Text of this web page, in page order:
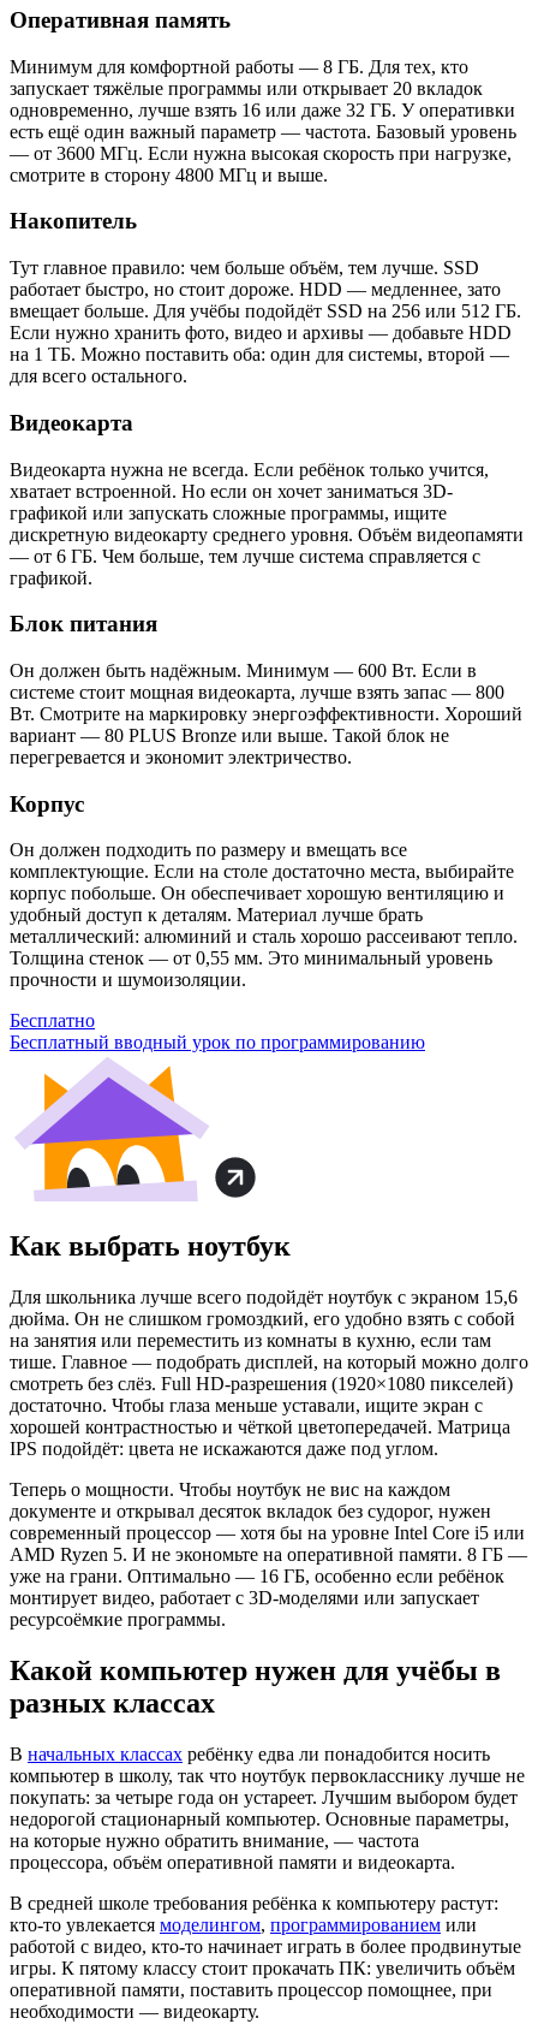
Оперативная память
Минимум для комфортной работы — 8 ГБ. Для тех, кто
запускает тяжёлые программы или открывает 20 вкладок
одновременно, лучше взять 16 или даже 32 ГБ. У оперативки
есть ещё один важный параметр — частота. Базовый уровень
— от 3600 МГц. Если нужна высокая скорость при нагрузке,
смотрите в сторону 4800 МГц и выше.
Накопитель
Тут главное правило: чем больше объём, тем лучше. SSD
работает быстро, но стоит дороже. HDD — медленнее, зато
вмещает больше. Для учёбы подойдёт SSD на 256 или 512 ГБ.
Если нужно хранить фото, видео и архивы — добавьте HDD
на 1 ТБ. Можно поставить оба: один для системы, второй —
для всего остального.
Видеокарта
Видеокарта нужна не всегда. Если ребёнок только учится,
хватает встроенной. Но если он хочет заниматься 3D-
графикой или запускать сложные программы, ищите
дискретную видеокарту среднего уровня. Объём видеопамяти
— от 6 ГБ. Чем больше, тем лучше система справляется с
графикой.
Блок питания
Он должен быть надёжным. Минимум — 600 Вт. Если в
системе стоит мощная видеокарта, лучше взять запас — 800
Вт. Смотрите на маркировку энергоэффективности. Хороший
вариант — 80 PLUS Bronze или выше. Такой блок не
перегревается и экономит электричество.
Корпус
Он должен подходить по размеру и вмещать все
комплектующие. Если на столе достаточно места, выбирайте
корпус побольше. Он обеспечивает хорошую вентиляцию и
удобный доступ к деталям. Материал лучше брать
металлический: алюминий и сталь хорошо рассеивают тепло.
Толщина стенок — от 0,55 мм. Это минимальный уровень
прочности и шумоизоляции.
Бесплатно
Бесплатный вводный урок по программированию
Как выбрать ноутбук
Для школьника лучше всего подойдёт ноутбук с экраном 15,6
дюйма. Он не слишком громоздкий, его удобно взять с собой
на занятия или переместить из комнаты в кухню, если там
тише. Главное — подобрать дисплей, на который можно долго
смотреть без слёз. Full HD-разрешения (1920×1080 пикселей)
достаточно. Чтобы глаза меньше уставали, ищите экран с
хорошей контрастностью и чёткой цветопередачей. Матрица
IPS подойдёт: цвета не искажаются даже под углом.
Теперь о мощности. Чтобы ноутбук не вис на каждом
документе и открывал десяток вкладок без судорог, нужен
современный процессор — хотя бы на уровне Intel Core i5 или
AMD Ryzen 5. И не экономьте на оперативной памяти. 8 ГБ —
уже на грани. Оптимально — 16 ГБ, особенно если ребёнок
монтирует видео, работает с 3D-моделями или запускает
ресурсоёмкие программы.
Какой компьютер нужен для учёбы в
разных классах
В начальных классах ребёнку едва ли понадобится носить
компьютер в школу, так что ноутбук первокласснику лучше не
покупать: за четыре года он устареет. Лучшим выбором будет
недорогой стационарный компьютер. Основные параметры,
на которые нужно обратить внимание, — частота
процессора, объём оперативной памяти и видеокарта.
В средней школе требования ребёнка к компьютеру растут:
кто-то увлекается моделингом, программированием или
работой с видео, кто-то начинает играть в более продвинутые
игры. К пятому классу стоит прокачать ПК: увеличить объём
оперативной памяти, поставить процессор помощнее, при
необходимости — видеокарту.